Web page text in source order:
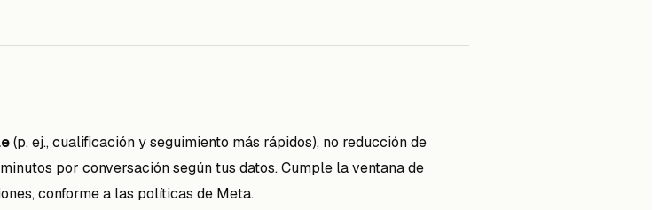
(p. ej., cualificación y seguimiento más rápidos), no reducción de
por conversación según tus datos. Cumple la ventana de
conforme a las políticas de Meta.